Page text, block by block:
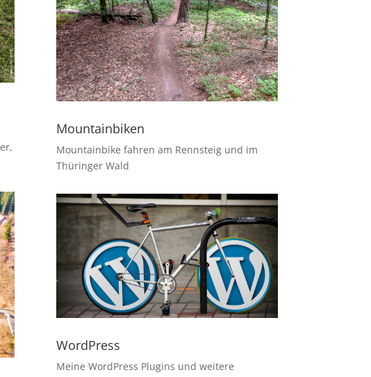
Mountainbiken
Mountainbike fahren am Rennsteig und im
Thüringer Wald
WordPress
Meine WordPress Plugins und weitere